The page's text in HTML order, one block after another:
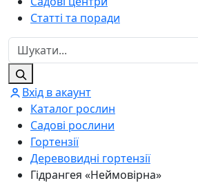
Статті та поради
Вхід в акаунт
Каталог рослин
Садові рослини
Гортензії
Деревовидні гортензії
Гідрангея «Неймовірна»